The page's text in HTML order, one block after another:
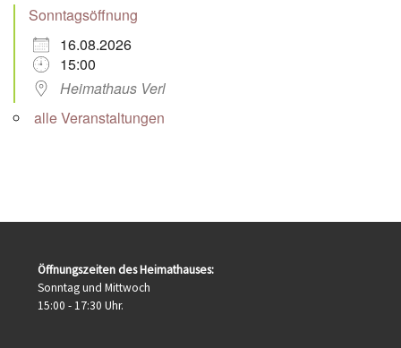
Sonntagsöffnung
16.08.2026
15:00
Heimathaus Verl
alle Veranstaltungen
Öffnungszeiten des Heimathauses:
Sonntag und Mittwoch
15:00 - 17:30 Uhr.